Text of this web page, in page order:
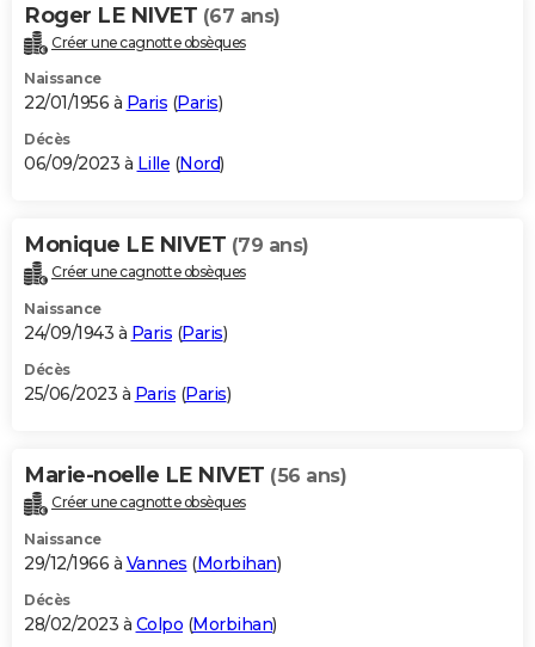
Roger LE NIVET (67 ans)
Créer une cagnotte obsèques
Naissance
22/01/1956 à Paris (Paris)
Décès
06/09/2023 à Lille (Nord)
Monique LE NIVET (79 ans)
Créer une cagnotte obsèques
Naissance
24/09/1943 à Paris (Paris)
Décès
25/06/2023 à Paris (Paris)
Marie-noelle LE NIVET (56 ans)
Créer une cagnotte obsèques
Naissance
29/12/1966 à Vannes (Morbihan)
Décès
28/02/2023 à Colpo (Morbihan)